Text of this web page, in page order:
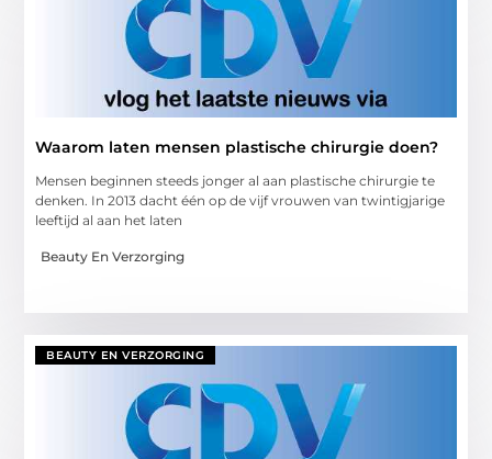
Waarom laten mensen plastische chirurgie doen?
Mensen beginnen steeds jonger al aan plastische chirurgie te
denken. In 2013 dacht één op de vijf vrouwen van twintigjarige
leeftijd al aan het laten
Beauty En Verzorging
BEAUTY EN VERZORGING